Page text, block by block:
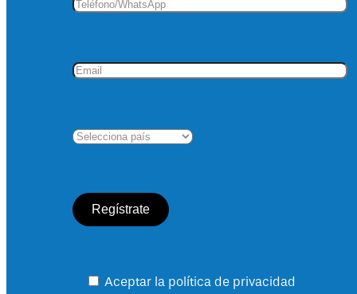
Aceptar la política de privacidad